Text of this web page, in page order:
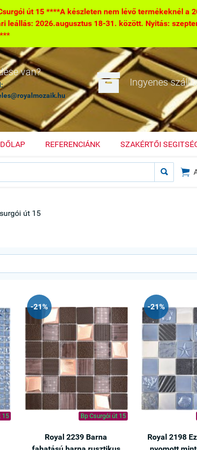
út 15 ****A készleten nem lévő termékeknél a
leállás: 2026.augusztus 18-31. között. Nyitás:
van?  Ingyenes
REFERENCIÁNK SZAKÉRTŐI
 
út 15
15
-21%
Bp Csurgói út 15
Royal 2239 Barna
-21%
Royal 2198